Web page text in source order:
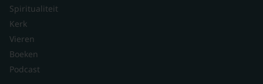
Spiritualiteit
Kerk
Vieren
Boeken
Podcast